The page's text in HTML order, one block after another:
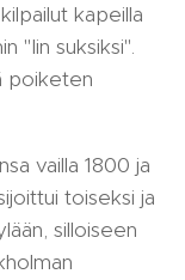
kapeilla
"Iin suksiksi".
poiketen
vailla 1800 ja
toiseksi ja
silloiseen